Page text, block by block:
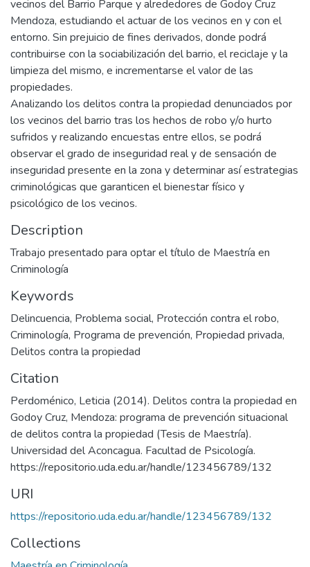
vecinos del Barrio Parque y alrededores de Godoy Cruz
Mendoza, estudiando el actuar de los vecinos en y con el
entorno. Sin prejuicio de fines derivados, donde podrá
contribuirse con la sociabilización del barrio, el reciclaje y la
limpieza del mismo, e incrementarse el valor de las
propiedades.
Analizando los delitos contra la propiedad denunciados por
los vecinos del barrio tras los hechos de robo y/o hurto
sufridos y realizando encuestas entre ellos, se podrá
observar el grado de inseguridad real y de sensación de
inseguridad presente en la zona y determinar así estrategias
criminológicas que garanticen el bienestar físico y
psicológico de los vecinos.
Description
Trabajo presentado para optar el título de Maestría en
Criminología
Keywords
Delincuencia, Problema social, Protección contra el robo,
Criminología, Programa de prevención, Propiedad privada,
Delitos contra la propiedad
Citation
Perdoménico, Leticia (2014). Delitos contra la propiedad en
Godoy Cruz, Mendoza: programa de prevención situacional
de delitos contra la propiedad (Tesis de Maestría).
Universidad del Aconcagua. Facultad de Psicología.
https://repositorio.uda.edu.ar/handle/123456789/132
URI
https://repositorio.uda.edu.ar/handle/123456789/132
Collections